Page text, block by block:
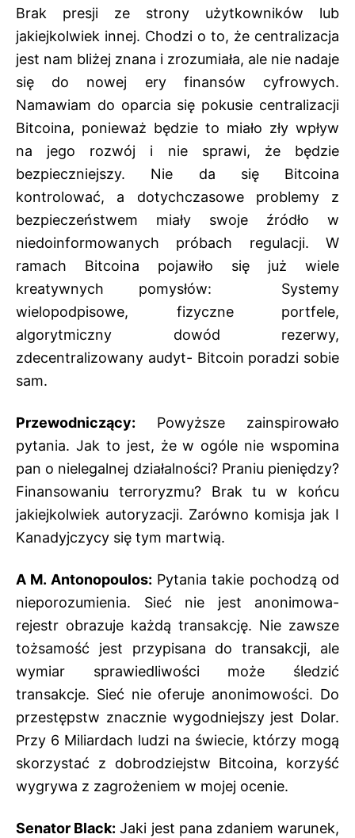
Brak presji ze strony użytkowników lub
jakiejkolwiek innej. Chodzi o to, że centralizacja
jest nam bliżej znana i zrozumiała, ale nie nadaje
się do nowej ery finansów cyfrowych.
Namawiam do oparcia się pokusie centralizacji
Bitcoina, ponieważ będzie to miało zły wpływ
na jego rozwój i nie sprawi, że będzie
bezpieczniejszy. Nie da się Bitcoina
kontrolować, a dotychczasowe problemy z
bezpieczeństwem miały swoje źródło w
niedoinformowanych próbach regulacji. W
ramach Bitcoina pojawiło się już wiele
kreatywnych pomysłów: Systemy
wielopodpisowe, fizyczne portfele,
algorytmiczny dowód rezerwy,
zdecentralizowany audyt- Bitcoin poradzi sobie
sam.
Przewodniczący: Powyższe zainspirowało
pytania. Jak to jest, że w ogóle nie wspomina
pan o nielegalnej działalności? Praniu pieniędzy?
Finansowaniu terroryzmu? Brak tu w końcu
jakiejkolwiek autoryzacji. Zarówno komisja jak I
Kanadyjczycy się tym martwią.
A M. Antonopoulos: Pytania takie pochodzą od
nieporozumienia. Sieć nie jest anonimowa-
rejestr obrazuje każdą transakcję. Nie zawsze
tożsamość jest przypisana do transakcji, ale
wymiar sprawiedliwości może śledzić
transakcje. Sieć nie oferuje anonimowości. Do
przestępstw znacznie wygodniejszy jest Dolar.
Przy 6 Miliardach ludzi na świecie, którzy mogą
skorzystać z dobrodziejstw Bitcoina, korzyść
wygrywa z zagrożeniem w mojej ocenie.
Senator Black: Jaki jest pana zdaniem warunek,